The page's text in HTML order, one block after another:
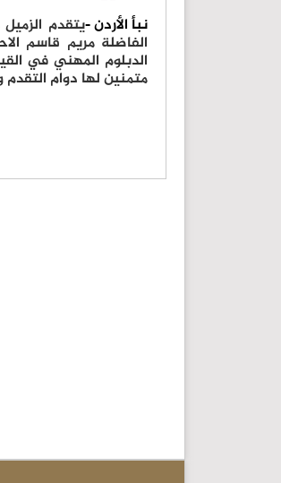
نبأ الأردن -يتقدم
الفاضلة مريم قاسم
متمنين لها دوام التقدم